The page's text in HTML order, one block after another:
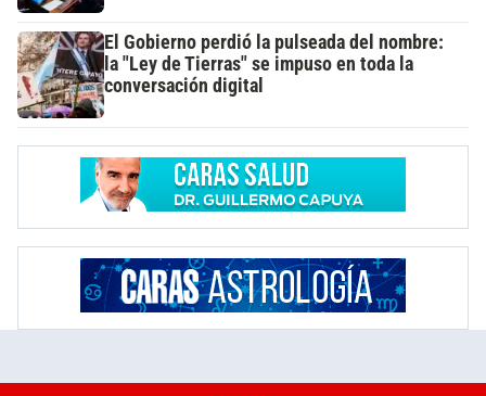
El Gobierno perdió la pulseada del nombre:
la "Ley de Tierras" se impuso en toda la
conversación digital